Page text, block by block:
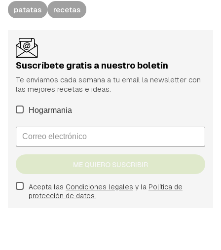
patatas recetas
Suscríbete gratis a nuestro boletín
Te enviamos cada semana a tu email la newsletter con
las mejores recetas e ideas.
Hogarmania
ME QUIERO SUSCRIBIR
Acepta las Condiciones legales y la Política de
protección de datos.